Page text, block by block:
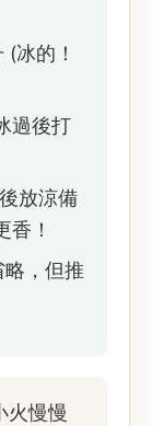
冰的！
過後打
放涼備
香！
，但推
火慢慢